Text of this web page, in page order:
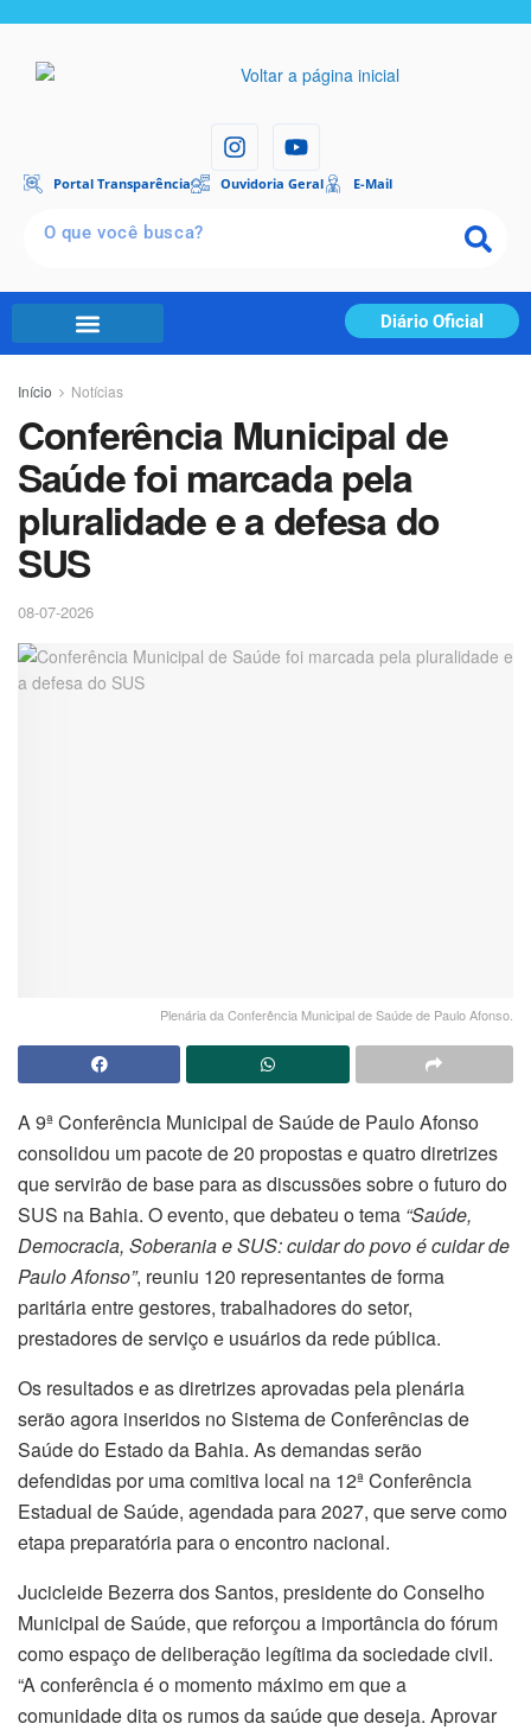
Portal Transparência Ouvidoria Geral E-Mail
Diário Oficial
Início Notícias
Conferência Municipal de
Saúde foi marcada pela
pluralidade e a defesa do
SUS
08-07-2026
Plenária da Conferência Municipal de Saúde de Paulo Afonso.
A 9ª Conferência Municipal de Saúde de Paulo Afonso
consolidou um pacote de 20 propostas e quatro diretrizes
que servirão de base para as discussões sobre o futuro do
SUS na Bahia. O evento, que debateu o tema “Saúde,
Democracia, Soberania e SUS: cuidar do povo é cuidar de
Paulo Afonso”, reuniu 120 representantes de forma
paritária entre gestores, trabalhadores do setor,
prestadores de serviço e usuários da rede pública.
Os resultados e as diretrizes aprovadas pela plenária
serão agora inseridos no Sistema de Conferências de
Saúde do Estado da Bahia. As demandas serão
defendidas por uma comitiva local na 12ª Conferência
Estadual de Saúde, agendada para 2027, que serve como
etapa preparatória para o encontro nacional.
Jucicleide Bezerra dos Santos, presidente do Conselho
Municipal de Saúde, que reforçou a importância do fórum
como espaço de deliberação legítima da sociedade civil.
“A conferência é o momento máximo em que a
comunidade dita os rumos da saúde que deseja. Aprovar